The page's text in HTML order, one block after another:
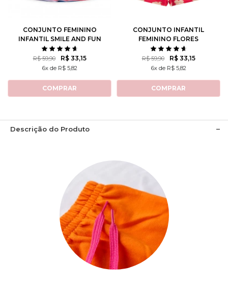
CONJUNTO FEMININO
INFANTIL SMILE AND FUN
R$ 59,90 R$ 33,15
6x de R$ 5,82
COMPRAR
CONJUNTO INFANTIL
FEMININO FLORES
ROTATIVAS
R$ 59,90 R$ 33,15
6x de R$ 5,82
COMPRAR
Descrição do Produto